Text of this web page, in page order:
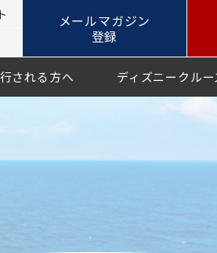
メールマガジン
登録
される方へ ディズニークルー